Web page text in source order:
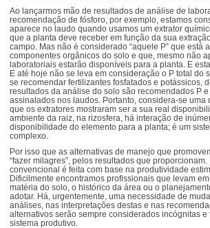
Ao lançarmos mão de resultados de análise de
recomendação de fósforo, por exemplo, estamos
aparece no laudo quando usamos um extrator
que a planta deve receber em função da sua
campo. Mas não é considerado “aquele P” que está
componentes orgânicos do solo e que, mesmo não
laboratoriais estarão disponíveis para a planta. E
E até hoje não se leva em consideração o P total do
se recomendar fertilizantes fosfatados e potássicos,
resultados da análise do solo são recomendados P
assinalados nos laudos. Portanto, considera-se uma
que os extratores mostraram ser a sua real
ambiente da raiz, na rizosfera, há interação de
disponibilidade do elemento para a planta; é um
complexo.
Por isso que as alternativas de manejo que
“fazer milagres”, pelos resultados que
convencional é feita com base na produtividade
Dificilmente encontramos profissionais que levam
matéria do solo, o histórico da área ou o
adotar. Há, urgentemente, uma necessidade de
análises, nas interpretações destas e nas
alternativos serão sempre considerados incógnitas
sistema produtivo.